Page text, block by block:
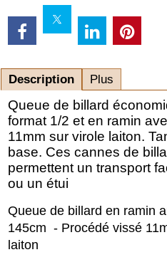
Description Plus
Queue de billard
format 1/2 et en ramin
11mm sur virole laiton.
base. Ces cannes de
permettent un transport
ou un étui
Queue de billard en ramin
145cm - Procédé vissé
laiton